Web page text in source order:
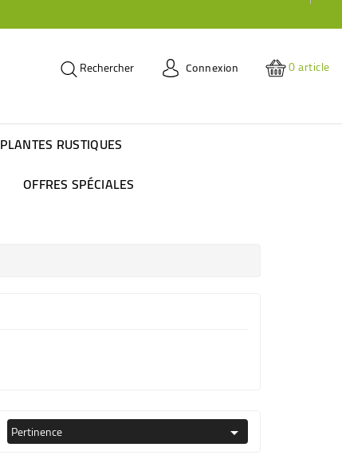
Rechercher Connexion 0article
PLANTES RUSTIQUES
OFFRES SPÉCIALES
Pertinence 